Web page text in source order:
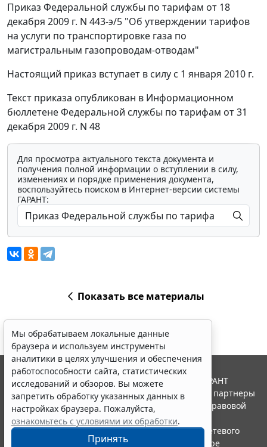
Приказ Федеральной службы по тарифам от 18
декабря 2009 г. N 443-э/5 "Об утверждении тарифов
на услуги по транспортировке газа по
магистральным газопроводам-отводам"
Настоящий приказ вступает в силу с 1 января 2010 г.
Текст приказа опубликован в Информационном
бюллетене Федеральной службы по тарифам от 31
декабря 2009 г. N 48
Для просмотра актуального текста документа и
получения полной информации о вступлении в силу,
изменениях и порядке применения документа,
воспользуйтесь поиском в Интернет-версии системы
ГАРАНТ:
Показать все материалы
Мы обрабатываем локальные данные
браузера и используем инструменты
аналитики в целях улучшения и обеспечения
работоспособности сайта, статистических
исследований и обзоров. Вы можете
запретить обработку указанных данных в
настройках браузера. Пожалуйста,
ознакомьтесь с условиями их обработки.
Принять
© ООО "НПП "ГАРАНТ-СЕРВИС", 2026. Система ГАРАНТ
выпускается с 1990 года. Компания "Гарант" и ее партнеры
являются участниками Российской ассоциации правовой
информации ГАРАНТ.
Портал ГАРАНТ.РУ зарегистрирован в качестве сетевого
издания Федеральной службой по надзору в сфере